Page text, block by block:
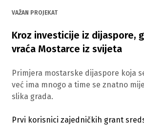
VAŽAN PROJEKAT
Kroz investicije iz dijaspore,
vraća Mostarce iz svijeta
Primjera mostarske dijaspore koja
već ima mnogo a time se znatno
slika grada.
Prvi korisnici zajedničkih grant